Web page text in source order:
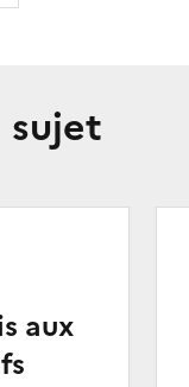
sujet
aux